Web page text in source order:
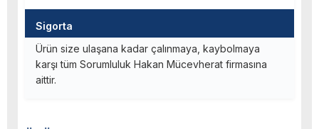
Sigorta
Ürün size ulaşana kadar çalınmaya, kaybolmaya
karşı tüm Sorumluluk Hakan Mücevherat firmasına
aittir.